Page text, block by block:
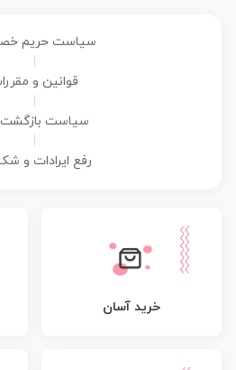
سیاست حریم
قوانین و
سیاست بازگشت
رفع ایرادات و
خرید آسان